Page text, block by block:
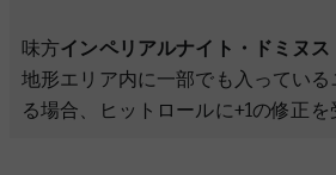
味方インペリアルナイト・ドミヌス
地形エリア内に一部でも入ってい
る場合、ヒットロールに+1の修正を